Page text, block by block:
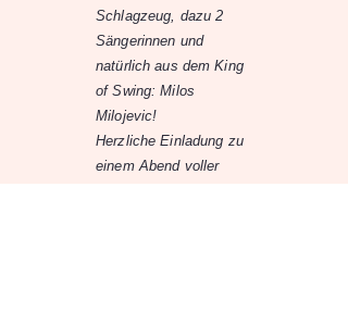
Schlagzeug, dazu 2
Sängerinnen und
natürlich aus dem King
of Swing: Milos
Milojevic!
Herzliche Einladung zu
einem Abend voller